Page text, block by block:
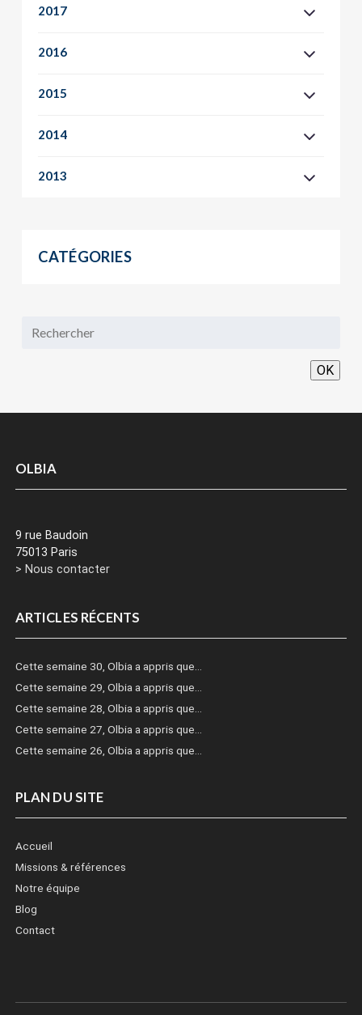
2017
2016
2015
2014
2013
CATÉGORIES
OK
OLBIA
9 rue Baudoin
75013 Paris
> Nous contacter
ARTICLES RÉCENTS
Cette semaine 30, Olbia a appris que…
Cette semaine 29, Olbia a appris que…
Cette semaine 28, Olbia a appris que…
Cette semaine 27, Olbia a appris que…
Cette semaine 26, Olbia a appris que…
PLAN DU SITE
Accueil
Missions & références
Notre équipe
Blog
Contact